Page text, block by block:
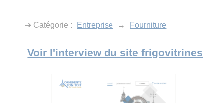
➔ Catégorie : Entreprise → Fourniture
Voir l'interview du site frigovitrines